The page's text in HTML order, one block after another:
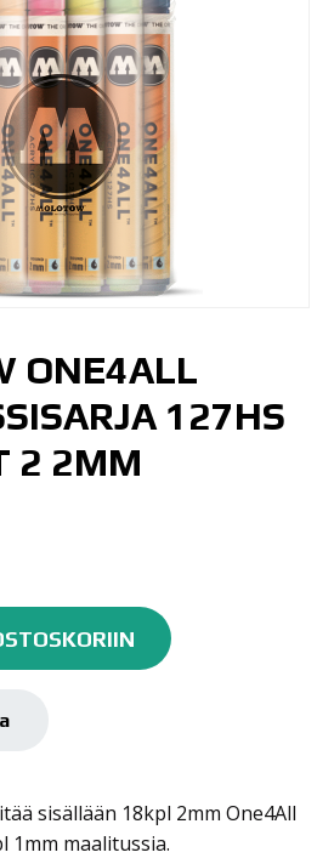
ONE4ALL
127HS
2 2MM
sisällään 18kpl 2mm One4All
1mm maalitussia.